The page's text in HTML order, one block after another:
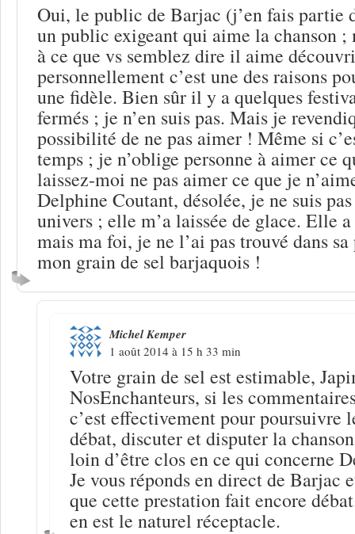
Oui, le public de Barjac (j’en fais partie
un public exigeant qui aime la chanson
à ce que vs semblez dire il aime
personnellement c’est une des raisons
une fidèle. Bien sûr il y a quelques
fermés ; je n’en suis pas. Mais je
possibilité de ne pas aimer ! Même si
temps ; je n’oblige personne à aimer ce
laissez-moi ne pas aimer ce que je
Delphine Coutant, désolée, je ne suis
univers ; elle m’a laissée de glace. Elle
mais ma foi, je ne l’ai pas trouvé dans
mon grain de sel barjaquois !
Michel Kemper
1 août 2014 à 15 h 33 min
Votre grain de sel est estimable,
NosEnchanteurs, si les
c’est effectivement pour poursuivre
débat, discuter et disputer la
loin d’être clos en ce qui concerne
Je vous réponds en direct de Barjac
que cette prestation fait encore
en est le naturel réceptacle.